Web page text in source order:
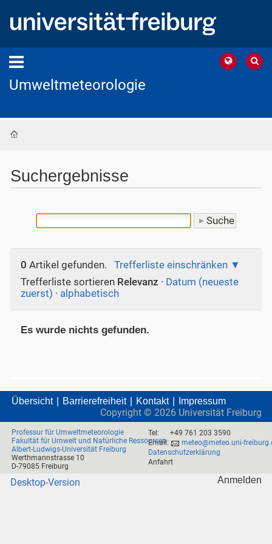
Umweltmeteorologie
Suchergebnisse
0 Artikel gefunden.
Trefferliste einschränken
Trefferliste sortieren Relevanz · Datum (neueste
zuerst) · alphabetisch
Es wurde nichts gefunden.
Übersicht Barrierefreiheit Kontakt Impressum
Copyright © 2026 Universität Freiburg
Professur für Umweltmeteorologie
Fakultät für Umwelt und Natürliche Ressourcen
Albert-Ludwigs-Universität Freiburg
Werthmannstrasse 10
D-79085 Freiburg
Tel:
+49 761 203 3590
Email:
meteo@meteo.uni-
Datenschutzerklärung
Anfahrt
Desktop-Version Anmelden